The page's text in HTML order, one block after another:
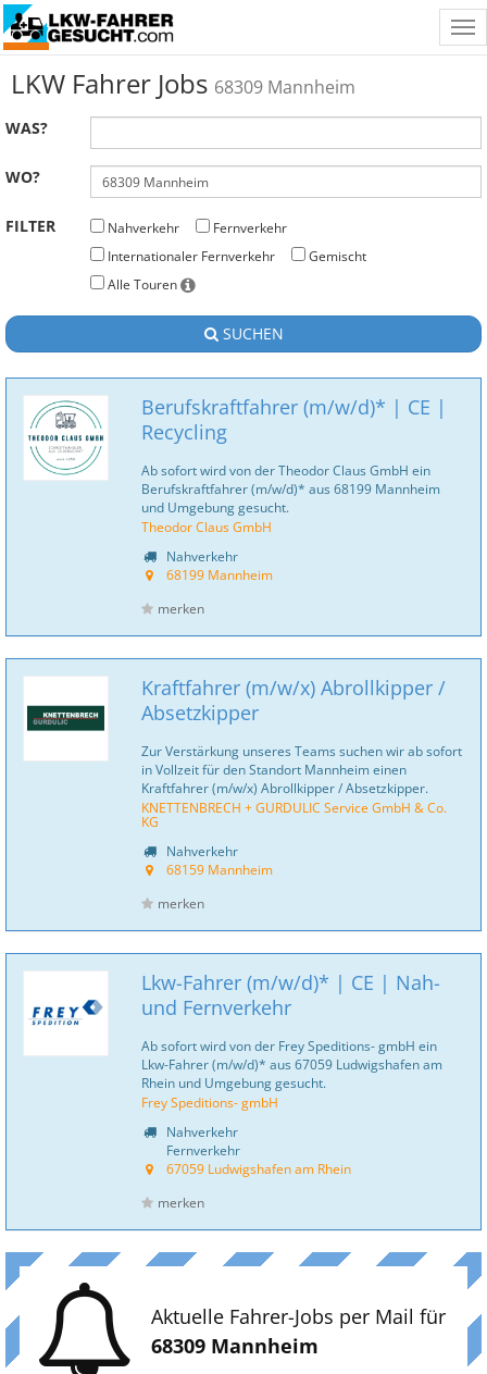
LKW Fahrer Jobs 68309 Mannheim
WAS?
WO?
FILTER Nahverkehr
Fernverkehr
Internationaler Fernverkehr
Gemischt
Alle Touren
SUCHEN
Berufskraftfahrer (m/w/d)* | CE |
Recycling
Ab sofort wird von der Theodor Claus GmbH ein
Berufskraftfahrer (m/w/d)* aus 68199 Mannheim
und Umgebung gesucht.
Theodor Claus GmbH
Nahverkehr
68199 Mannheim
merken
Kraftfahrer (m/w/x) Abrollkipper /
Absetzkipper
Zur Verstärkung unseres Teams suchen wir ab sofort
in Vollzeit für den Standort Mannheim einen
Kraftfahrer (m/w/x) Abrollkipper / Absetzkipper.
KNETTENBRECH + GURDULIC Service GmbH & Co.
KG
Nahverkehr
68159 Mannheim
merken
Lkw-Fahrer (m/w/d)* | CE | Nah-
und Fernverkehr
Ab sofort wird von der Frey Speditions- gmbH ein
Lkw-Fahrer (m/w/d)* aus 67059 Ludwigshafen am
Rhein und Umgebung gesucht.
Frey Speditions- gmbH
Nahverkehr
Fernverkehr
67059 Ludwigshafen am Rhein
merken
Aktuelle Fahrer-Jobs per Mail für
68309 Mannheim